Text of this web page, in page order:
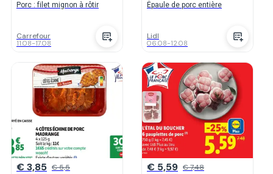
Porc : filet mignon à rôtir
Carrefour
11.08-17.08
Épaule de porc entière
Lidl
06.08-12.08
€ 3,85 € 5,5 € 5,59 € 7,48